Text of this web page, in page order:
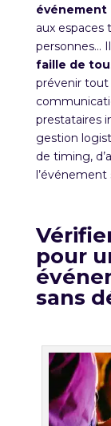
événement
aux espaces
personnes…
faille de
prévenir tout
prestataires
gestion
de timing,
l’événement
pour
sans